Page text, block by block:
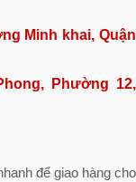
Minh khai, Quận
Phường 12,
để giao hàng cho